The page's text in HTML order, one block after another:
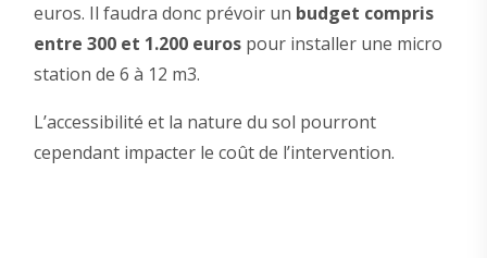
euros. Il faudra donc prévoir un budget compris
entre 300 et 1.200 eurospour installer une micro
station de 6 à 12 m3.
L’accessibilité et la nature du sol pourront
cependant impacter le coût de l’intervention.